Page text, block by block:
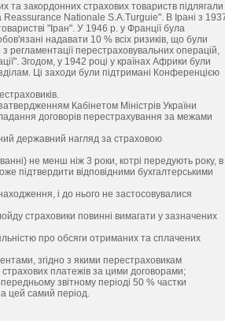
та закордонних страхових товариств підлягали
Nationale S.A.Turguie". В Ірані з
"Іран". У 1946 р. у Франції була
надавати 10 % всіх ризиків, що були
регламентації перестраховувальних операцій,
Згодом, у 1942 році у країнах Африки були
Ці заходи були підтримані Конференцією
Кабінетом Міністрів України
договорів перестрахування за межами
державний нагляд за страховою
не менш ніж 3 роки, котрі передують року, в
підтвердити відповідними бухгалтерськими
і до нього не застосовувалися
страховики повинні вимагати у зазначених
про обсяги отриманих та сплачених
згідно з якими перестраховикам
платежів за цими договорами;
звітному періоді 50 % частки
цей самий період.